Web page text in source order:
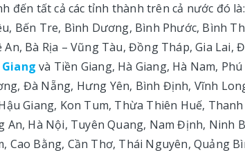
đến tất cả các tỉnh thành trên cả nước đó
Bến Tre, Bình Dương, Bình Phước, Bình
Bà Rịa – Vũng Tàu, Đồng Tháp, Gia Lai,
và Tiền Giang, Hà Giang, Hà Nam, Phú
Đà Nẵng, Hưng Yên, Bình Định, Vĩnh
Giang, Kon Tum, Thừa Thiên Huế, Thanh
An, Hà Nội, Tuyên Quang, Nam Định, Ninh
Cao Bằng, Cần Thơ, Thái Nguyên, Quảng